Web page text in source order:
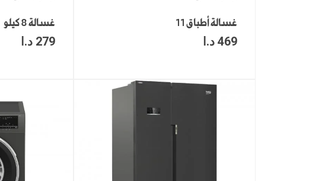
غسالة أطباق 11
469 د.ا
غسالة 8 كيلو
279 د.ا